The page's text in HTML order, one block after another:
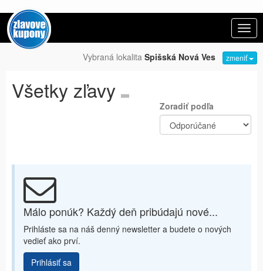
Vybraná lokalita Spišská Nová Ves zmeniť
Všetky zľavy
Zoradiť podľa
Málo ponúk? Každý deň pribúdajú nové...
Prihláste sa na náš denný newsletter a budete o nových
vedieť ako prví.
Prihlásiť sa